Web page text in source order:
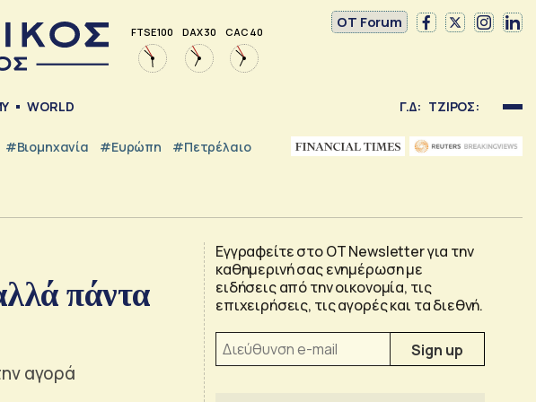
FTSE 100 DAX 30 CAC 40
OT Forum
WORLD Γ.Δ: ΤΖΙΡΟΣ:
#Βιομηχανία #Ευρώπη #Πετρέλαιο
πάντα
αγορά
Εγγραφείτε στο OT Newsletter για την
καθημερινή σας ενημέρωση με
ειδήσεις από την οικονομία, τις
επιχειρήσεις, τις αγορές και τα διεθνή.